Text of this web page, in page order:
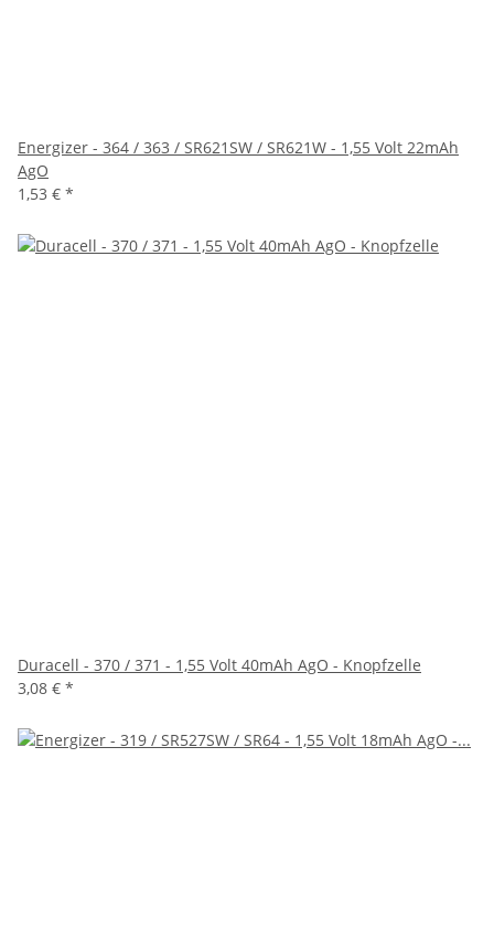
Energizer - 364 / 363 / SR621SW / SR621W - 1,55 Volt 22mAh
AgO
1,53 € *
Duracell - 370 / 371 - 1,55 Volt 40mAh AgO - Knopfzelle
3,08 € *